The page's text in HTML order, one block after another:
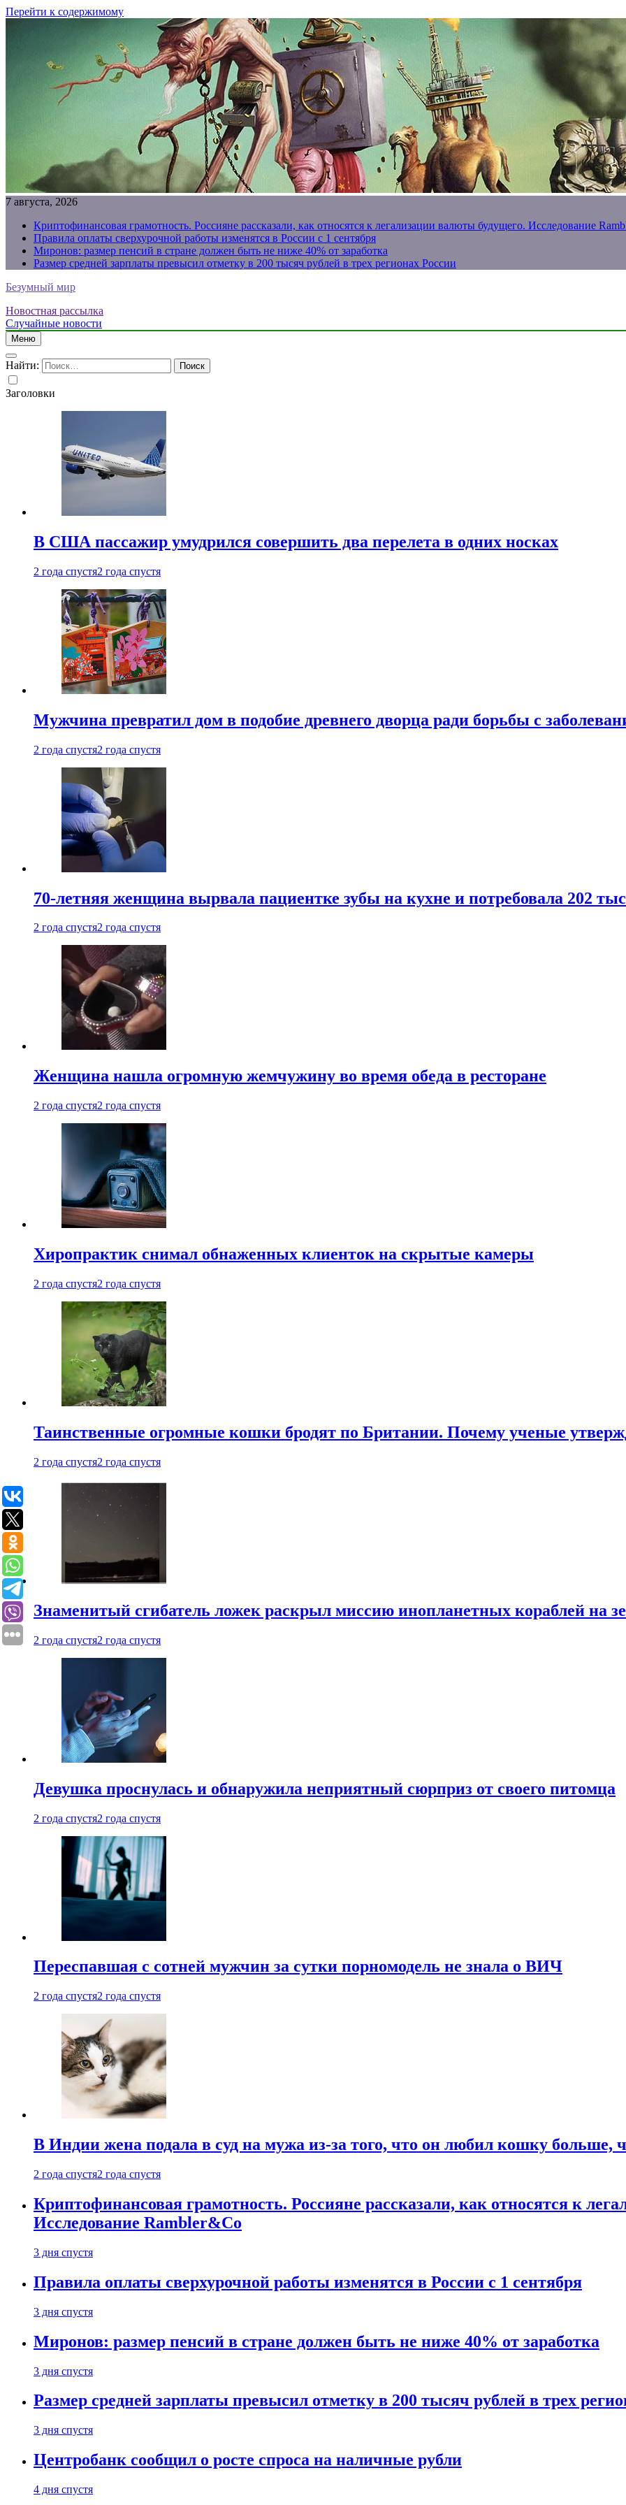
Перейти к содержимому
7 августа, 2026
Криптофинансовая грамотность. Россияне рассказали, как относятся к легализации валюты будущего. Исследование
Правила оплаты сверхурочной работы изменятся в России с 1 сентября
Миронов: размер пенсий в стране должен быть не ниже 40% от заработка
Размер средней зарплаты превысил отметку в 200 тысяч рублей в трех регионах России
Безумный мир
Новостная рассылка
Случайные новости
Меню
Найти:
Заголовки
В США пассажир умудрился совершить два перелета в одних носках
2 года спустя2 года спустя
Мужчина превратил дом в подобие древнего дворца ради борьбы с
2 года спустя2 года спустя
70-летняя женщина вырвала пациентке зубы на кухне и потребовала 202
2 года спустя2 года спустя
Женщина нашла огромную жемчужину во время обеда в ресторане
2 года спустя2 года спустя
Хиропрактик снимал обнаженных клиенток на скрытые камеры
2 года спустя2 года спустя
Таинственные огромные кошки бродят по Британии. Почему ученые
2 года спустя2 года спустя
Знаменитый сгибатель ложек раскрыл миссию инопланетных кораблей на
2 года спустя2 года спустя
Девушка проснулась и обнаружила неприятный сюрприз от своего питомца
2 года спустя2 года спустя
Переспавшая с сотней мужчин за сутки порномодель не знала о ВИЧ
2 года спустя2 года спустя
В Индии жена подала в суд на мужа из-за того, что он любил кошку больше,
2 года спустя2 года спустя
Криптофинансовая грамотность. Россияне рассказали, как относятся к
Исследование Rambler&Co
3 дня спустя
Правила оплаты сверхурочной работы изменятся в России с 1 сентября
3 дня спустя
Миронов: размер пенсий в стране должен быть не ниже 40% от заработка
3 дня спустя
Размер средней зарплаты превысил отметку в 200 тысяч рублей в трех
3 дня спустя
Центробанк сообщил о росте спроса на наличные рубли
4 дня спустя